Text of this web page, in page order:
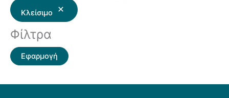
Κλείσιμο
Φίλτρα
Εφαρμογή